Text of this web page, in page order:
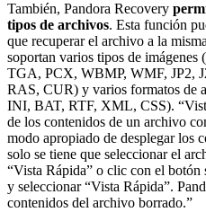
También, Pandora Recovery
tipos de archivos. Esta función
que recuperar el archivo a la
soportan varios tipos de
TGA, PCX, WBMP, WMF, JP2,
RAS, CUR) y varios formatos de
INI, BAT, RTF, XML, CSS).
de los contenidos de un archivo
modo apropiado de desplegar los
solo se tiene que seleccionar el
“Vista Rápida” o clic con el
y seleccionar “Vista Rápida”.
contenidos del archivo borrado.”